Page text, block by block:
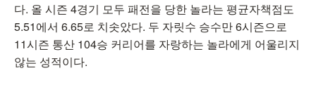
다. 올 시즌 4경기 모두 패전을 당한 놀라는 평균자책점도
5.51에서 6.65로 치솟았다. 두 자릿수 승수만 6시즌으로
11시즌 통산 104승 커리어를 자랑하는 놀라에게 어울리지
않는 성적이다.